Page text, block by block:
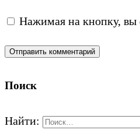
Нажимая на кнопку, вы
Поиск
Найти: